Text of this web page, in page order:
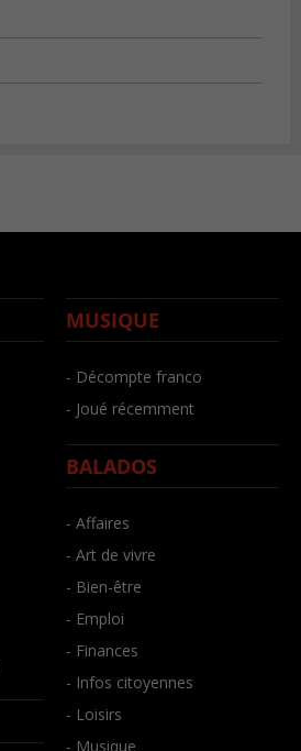
MUSIQUE
- Décompte franco
- Joué récemment
BALADOS
- Affaires
- Art de vivre
- Bien-être
- Emploi
- Finances
- Infos citoyennes
- Loisirs
- Musique